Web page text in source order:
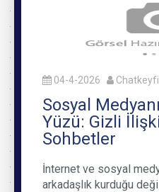
04-4-2026
Sosyal
Yüzü: Gizli
Sohbetler
İnternet ve sosyal
arkadaşlık kurduğu